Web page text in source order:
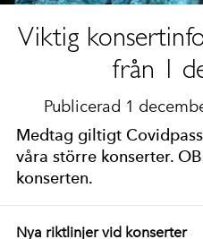
Viktig
från 1
Publicerad 1
Medtag giltigt
våra större konserter.
konserten.
Nya riktlinjer vid konserter